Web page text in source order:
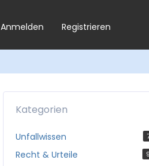
Anmelden Registrieren
Kategorien
Unfallwissen
Recht & Urteile